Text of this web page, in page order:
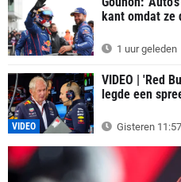
kant omdat ze
1 uur geleden
VIDEO
VIDEO | 'Red
legde een
Gisteren 11:57